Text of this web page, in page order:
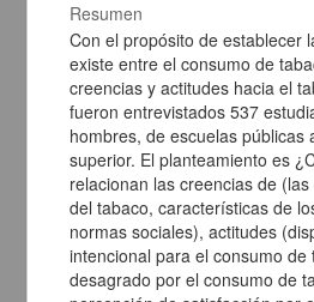
Carta de Francisco Martínez Baca a
Resumen
Con el propósito de establecer
existe entre el consumo de
creencias y actitudes hacia el
fueron entrevistados 537
hombres, de escuelas públicas
superior. El planteamiento es
relacionan las creencias de
del tabaco, características de
normas sociales), actitudes
intencional para el consumo de
desagrado por el consumo de